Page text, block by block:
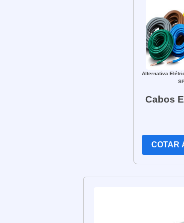
5. Adaptabilidade a
industriais, comerciais e
Em resumo, os eletrodutos
resistência, proteção
elétricas. Consulte um
Alternativa
Cabos
COTAR